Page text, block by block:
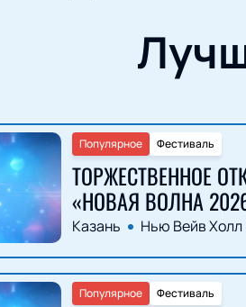
Фестиваль
Популярное
ТОРЖЕСТВЕННОЕ
«НОВАЯ ВОЛНА
Казань Нью Вейв Холл
Фестиваль
Популярное